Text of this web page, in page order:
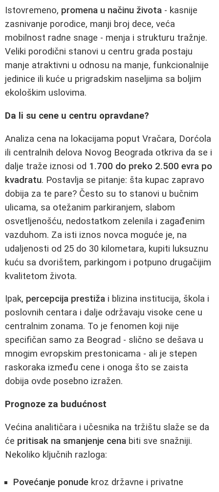
Istovremeno, promena u načinu života - kasnije
zasnivanje porodice, manji broj dece, veća
mobilnost radne snage - menja i strukturu tražnje.
Veliki porodični stanovi u centru grada postaju
manje atraktivni u odnosu na manje, funkcionalnije
jedinice ili kuće u prigradskim naseljima sa boljim
ekološkim uslovima.
Da li su cene u centru opravdane?
Analiza cena na lokacijama poput Vračara, Dorćola
ili centralnih delova Novog Beograda otkriva da se i
dalje traže iznosi od 1.700 do preko 2.500 evra po
kvadratu. Postavlja se pitanje: šta kupac zapravo
dobija za te pare? Često su to stanovi u bučnim
ulicama, sa otežanim parkiranjem, slabom
osvetljenošću, nedostatkom zelenila i zagađenim
vazduhom. Za isti iznos novca moguće je, na
udaljenosti od 25 do 30 kilometara, kupiti luksuznu
kuću sa dvorištem, parkingom i potpuno drugačijim
kvalitetom života.
Ipak, percepcija prestiža i blizina institucija, škola i
poslovnih centara i dalje održavaju visoke cene u
centralnim zonama. To je fenomen koji nije
specifičan samo za Beograd - slično se dešava u
mnogim evropskim prestonicama - ali je stepen
raskoraka između cene i onoga što se zaista
dobija ovde posebno izražen.
Prognoze za budućnost
Većina analitičara i učesnika na tržištu slaže se da
će pritisak na smanjenje cena biti sve snažniji.
Nekoliko ključnih razloga:
Povećanje ponude kroz državne i privatne